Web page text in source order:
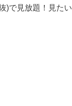
)で見放題！見た